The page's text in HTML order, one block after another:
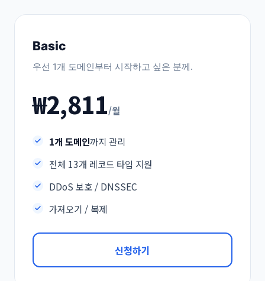
Basic
우선 1개 도메인부터 시작하고 싶은 분께.
₩2,811/월
1개 도메인까지 관리
전체 13개 레코드 타입 지원
DDoS 보호 / DNSSEC
가져오기 / 복제
신청하기